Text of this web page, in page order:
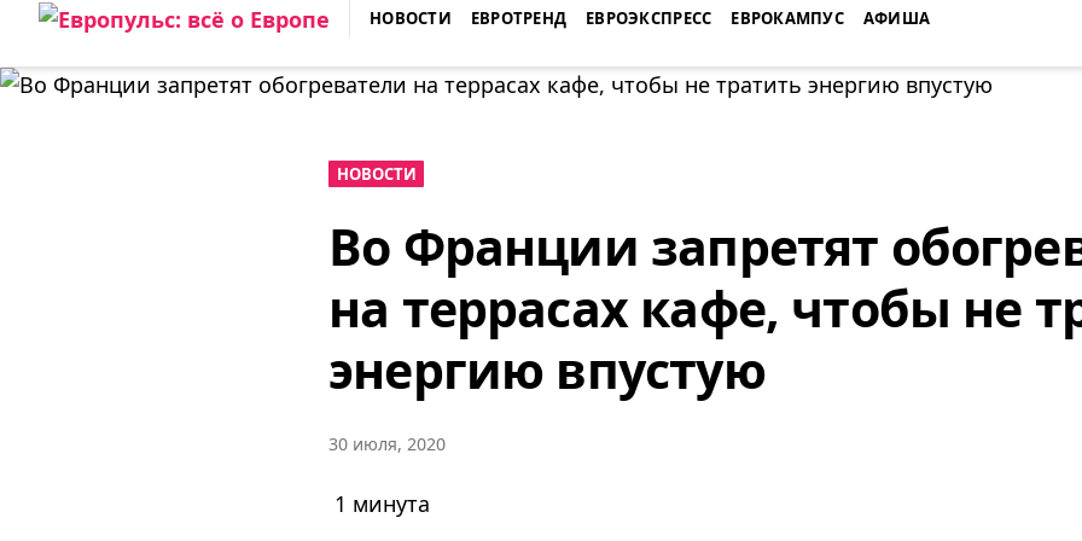
Skip
content
ЕВРОПУЛЬС: ВСЁ О ЕВРОПЕ
НОВОСТИ ЕВРОТРЕНД ЕВРОЭКСПРЕСС ЕВРОКАМПУС АФИША
НОВОСТИ
Во Франции запретят
на террасах кафе, чтобы не
энергию впустую
30 июля, 2020
1 минута